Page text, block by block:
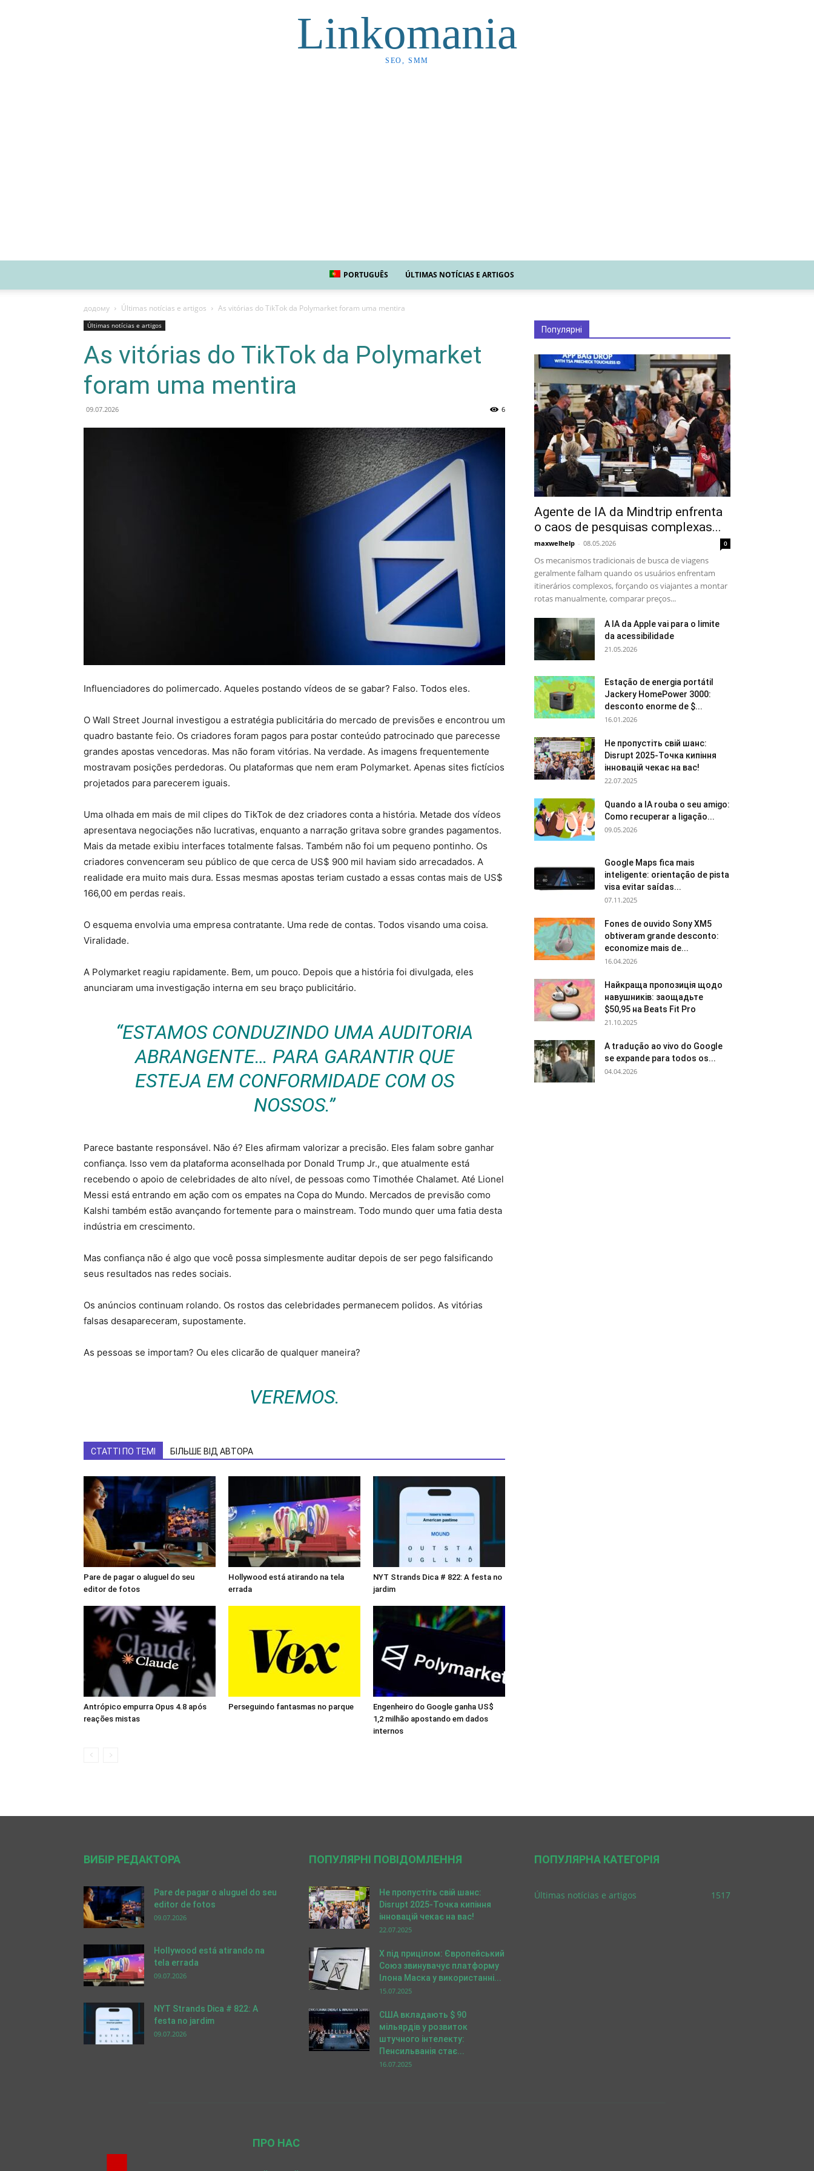
Linkomania
SEO, SMM
PORTUGUÊS ÚLTIMAS NOTÍCIAS E ARTIGOS
додому Últimas notícias e artigos As vitórias do TikTok da Polymarket foram uma mentira
Últimas notícias e artigos
As vitórias do TikTok da Polymarket
foram uma mentira
09.07.2026 6
Influenciadores do polimercado. Aqueles postando vídeos de se gabar? Falso. Todos eles.
O Wall Street Journal investigou a estratégia publicitária do mercado de previsões e encontrou um
quadro bastante feio. Os criadores foram pagos para postar conteúdo patrocinado que parecesse
grandes apostas vencedoras. Mas não foram vitórias. Na verdade. As imagens frequentemente
mostravam posições perdedoras. Ou plataformas que nem eram Polymarket. Apenas sites fictícios
projetados para parecerem iguais.
Uma olhada em mais de mil clipes do TikTok de dez criadores conta a história. Metade dos vídeos
apresentava negociações não lucrativas, enquanto a narração gritava sobre grandes pagamentos.
Mais da metade exibiu interfaces totalmente falsas. Também não foi um pequeno pontinho. Os
criadores convenceram seu público de que cerca de US$ 900 mil haviam sido arrecadados. A
realidade era muito mais dura. Essas mesmas apostas teriam custado a essas contas mais de US$
166,00 em perdas reais.
O esquema envolvia uma empresa contratante. Uma rede de contas. Todos visando uma coisa.
Viralidade.
A Polymarket reagiu rapidamente. Bem, um pouco. Depois que a história foi divulgada, eles
anunciaram uma investigação interna em seu braço publicitário.
“ESTAMOS CONDUZINDO UMA AUDITORIA
ABRANGENTE… PARA GARANTIR QUE
ESTEJA EM CONFORMIDADE COM OS
NOSSOS.”
Parece bastante responsável. Não é? Eles afirmam valorizar a precisão. Eles falam sobre ganhar
confiança. Isso vem da plataforma aconselhada por Donald Trump Jr., que atualmente está
recebendo o apoio de celebridades de alto nível, de pessoas como Timothée Chalamet. Até Lionel
Messi está entrando em ação com os empates na Copa do Mundo. Mercados de previsão como
Kalshi também estão avançando fortemente para o mainstream. Todo mundo quer uma fatia desta
indústria em crescimento.
Mas confiança não é algo que você possa simplesmente auditar depois de ser pego falsificando
seus resultados nas redes sociais.
Os anúncios continuam rolando. Os rostos das celebridades permanecem polidos. As vitórias
falsas desapareceram, supostamente.
As pessoas se importam? Ou eles clicarão de qualquer maneira?
VEREMOS.
СТАТТІ ПО ТЕМІ БІЛЬШЕ ВІД АВТОРА
Pare de pagar o aluguel do seu
editor de fotos
Hollywood está atirando na tela
errada
NYT Strands Dica # 822: A festa no
jardim
Antrópico empurra Opus 4.8 após
reações mistas
Perseguindo fantasmas no parque
Engenheiro do Google ganha US$
1,2 milhão apostando em dados
internos
Популярні
Agente de IA da Mindtrip enfrenta
o caos de pesquisas complexas...
maxwelhelp - 08.05.2026 0
Os mecanismos tradicionais de busca de viagens
geralmente falham quando os usuários enfrentam
itinerários complexos, forçando os viajantes a montar
rotas manualmente, comparar preços...
A IA da Apple vai para o limite
da acessibilidade
21.05.2026
Estação de energia portátil
Jackery HomePower 3000:
desconto enorme de $...
16.01.2026
Не пропустіть свій шанс:
Disrupt 2025-Точка кипіння
інновацій чекає на вас!
22.07.2025
Quando a IA rouba o seu amigo:
Como recuperar a ligação...
09.05.2026
Google Maps fica mais
inteligente: orientação de pista
visa evitar saídas...
07.11.2025
Fones de ouvido Sony XM5
obtiveram grande desconto:
economize mais de...
16.04.2026
Найкраща пропозиція щодо
навушників: заощадьте
$50,95 на Beats Fit Pro
21.10.2025
A tradução ao vivo do Google
se expande para todos os...
04.04.2026
ВИБІР РЕДАКТОРА
Pare de pagar o aluguel do seu
editor de fotos
09.07.2026
Hollywood está atirando na
tela errada
09.07.2026
NYT Strands Dica # 822: A
festa no jardim
09.07.2026
ПОПУЛЯРНІ ПОВІДОМЛЕННЯ
Не пропустіть свій шанс:
Disrupt 2025-Точка кипіння
інновацій чекає на вас!
22.07.2025
X під прицілом: Європейський
Союз звинувачує платформу
Ілона Маска у використанні...
15.07.2025
США вкладають $ 90
мільярдів у розвиток
штучного інтелекту:
Пенсильванія стає...
16.07.2025
ПОПУЛЯРНА КАТЕГОРІЯ
Últimas notícias e artigos 1517
ПРО НАС